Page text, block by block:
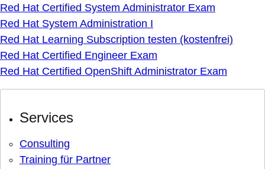
Red Hat Certified System Administrator Exam
Red Hat System Administration I
Red Hat Learning Subscription testen (kostenfrei)
Red Hat Certified Engineer Exam
Red Hat Certified OpenShift Administrator Exam
Services
Consulting
Training für Partner